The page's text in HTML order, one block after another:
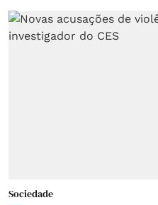
Sociedade